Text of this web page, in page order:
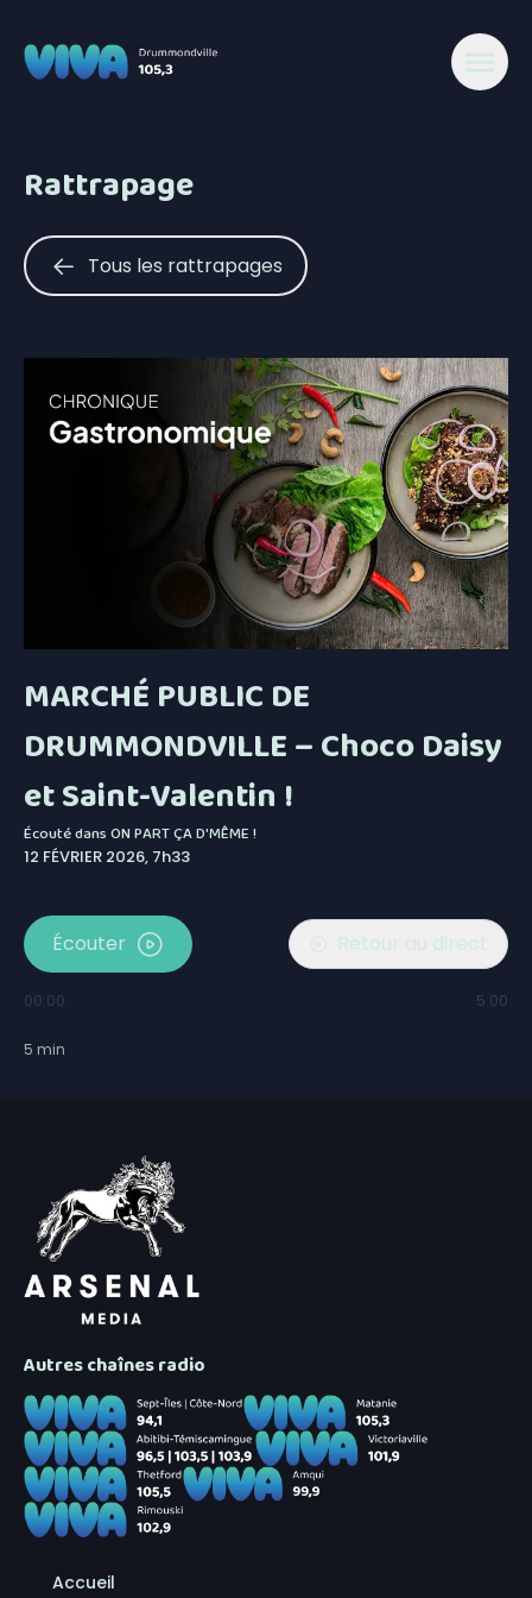
Rattrapage
Tous les rattrapages
MARCHÉ PUBLIC DE
DRUMMONDVILLE – Choco Daisy
et Saint-Valentin !
Écouté dansON PART ÇA D'MÊME !
12 FÉVRIER 2026, 7h33
Écouter Retour au direct
00:00 5:00
5 min
Autres chaînes radio
Accueil